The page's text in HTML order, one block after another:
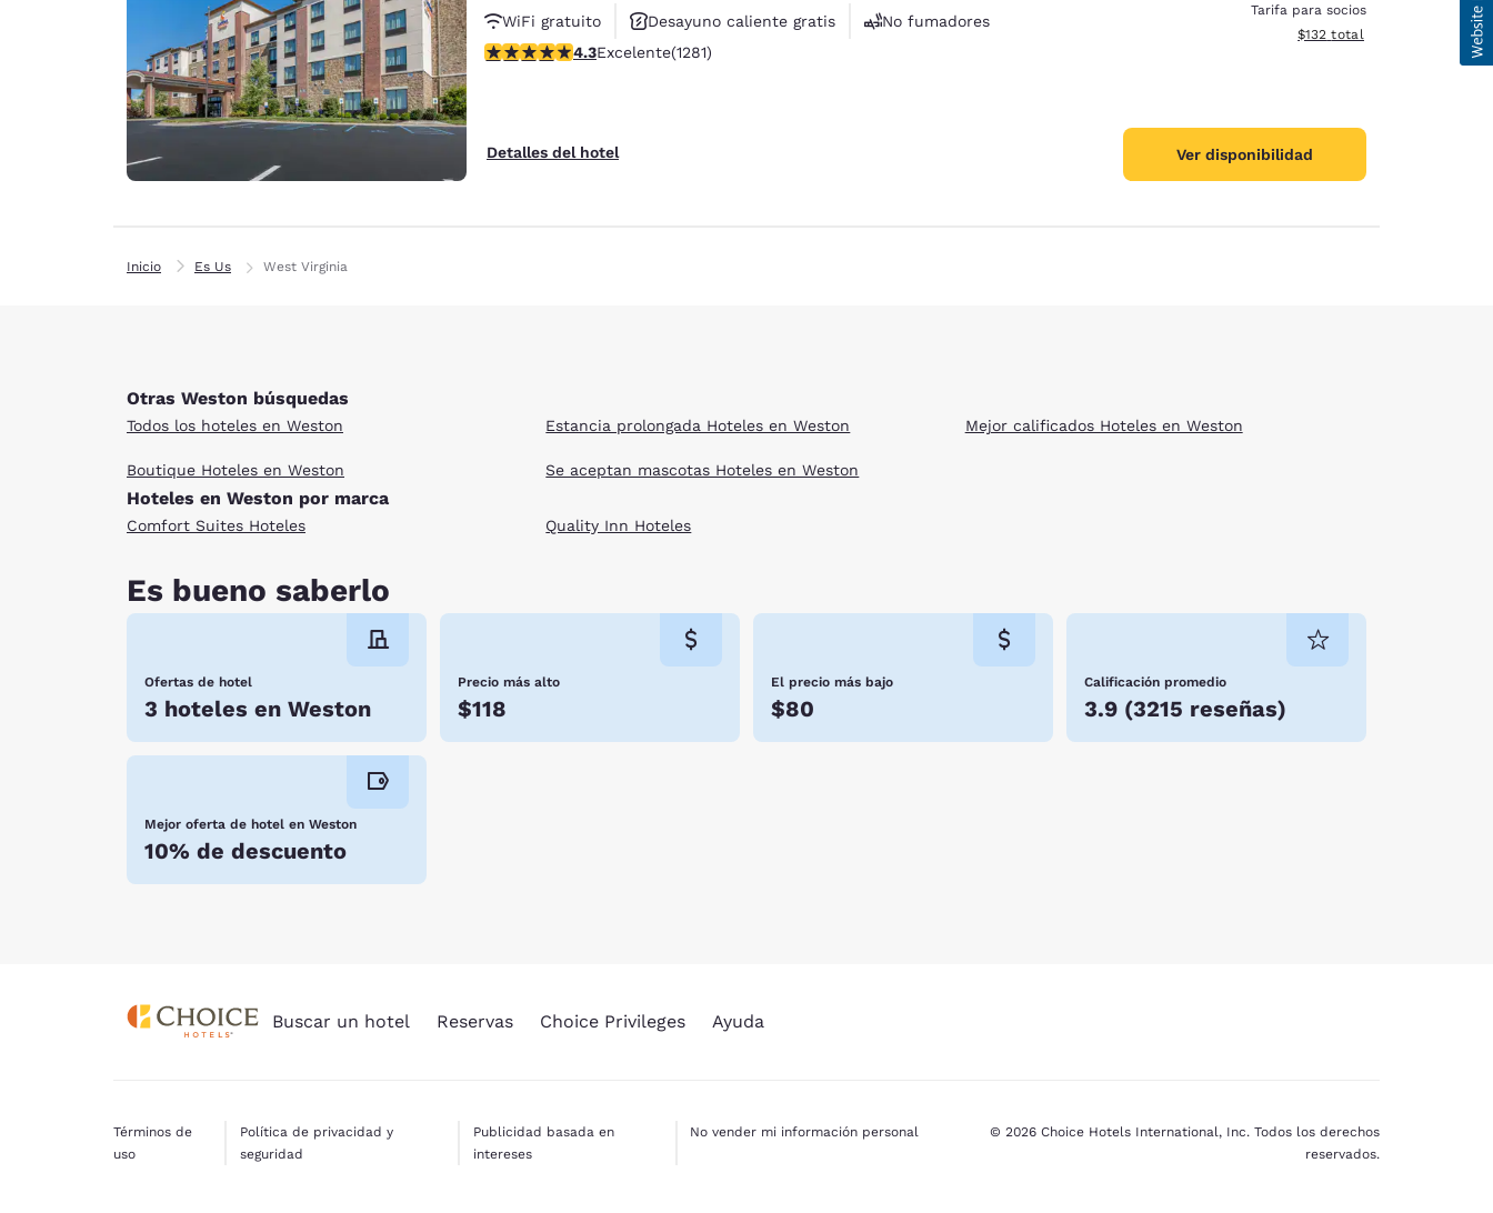
WiFi gratuito
Desayuno caliente gratis
No fumadores
calificación de 4.27 estrellas. Excelente. 1281 reseñas
4.3Excelente(1281)
Detalles del hotel
Tarifa para socios
Ver detalles del total
$132 total
Ver disponibilidad
Inicio Es Us West Virginia
Otras Weston búsquedas
Todos los hoteles en Weston
Boutique Hoteles en Weston
Estancia prolongada Hoteles en Weston
Se aceptan mascotas Hoteles en Weston
Mejor calificados Hoteles en Weston
Hoteles en Weston por marca
Comfort Suites Hoteles Quality Inn Hoteles
Es bueno saberlo
Ofertas de hotel
3 hoteles en Weston
Precio más alto
$118
El precio más bajo
$80
Calificación promedio
3.9 (3215 reseñas)
Mejor oferta de hotel en Weston
10% de descuento
Buscar un hotel Reservas Choice Privileges Ayuda
Términos de
uso
Política de privacidad y
seguridad
Publicidad basada en
intereses
No vender mi información personal
© 2026 Choice Hotels International, Inc. Todos los derechos
reservados.